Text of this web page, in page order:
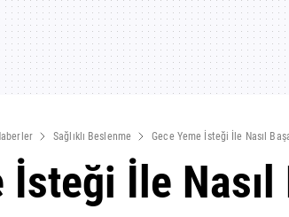
Sağlıklı Beslenme Gece Yeme İsteği İle Nasıl Başa
İsteği İle Nasıl